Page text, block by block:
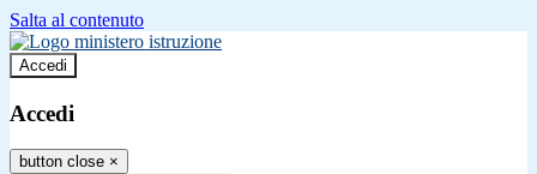
Salta al contenuto
Accedi
Accedi
button close ×